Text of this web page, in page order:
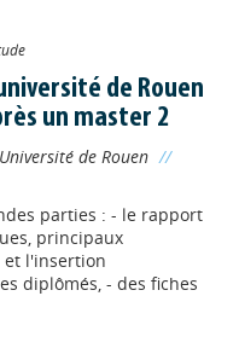
de Rouen
un master 2
Université de Rouen //
parties : - le rapport
principaux
l'insertion
diplômés, - des fiches